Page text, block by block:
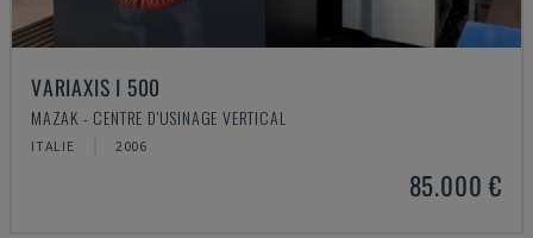
VARIAXIS I 500
MAZAK - CENTRE D'USINAGE VERTICAL
ITALIE 2006
85.000 €